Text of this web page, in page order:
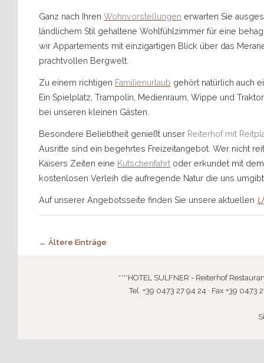
Ganz nach Ihren Wohnvorstellungen erwarten Sie
ländlichem Stil gehaltene Wohlfühlzimmer für eine
wir Appartements mit einzigartigen Blick über das
prachtvollen Bergwelt.
Zu einem richtigen Familienurlaub gehört natürlich auch
Ein Spielplatz, Trampolin, Medienraum, Wippe und
bei unseren kleinen Gästen.
Besondere Beliebtheit genießt unser Reiterhof mit
Ausritte sind ein begehrtes Freizeitangebot. Wer nicht
Kaisers Zeiten eine Kutschenfahrt oder erkundet mit dem
kostenlosen Verleih die aufregende Natur die uns
Auf unserer Angebotsseite finden Sie unsere aktuellen
Post navigation
← Ältere Einträge
****HOTEL SULFNER - Reiterhof
Tel. +39 0473 27 94 24 · Fax +39 0473